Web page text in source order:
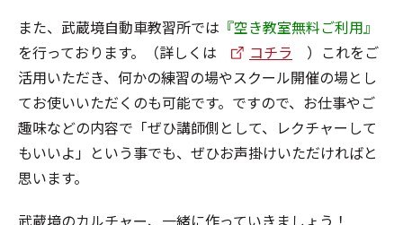
また、武蔵境自動車教習所では 『空き教室無料ご利用』
を行っております。（詳しくは
コチラ ）これをご
活用いただき、何かの練習の場やスクール開催の場とし
てお使いいただくのも可能です。ですので、お仕事やご
趣味などの内容で「ぜひ講師側として、レクチャーして
もいいよ」という事でも、ぜひお声掛けいただければと
思います。
武蔵境のカルチャー、一緒に作っていきましょう！